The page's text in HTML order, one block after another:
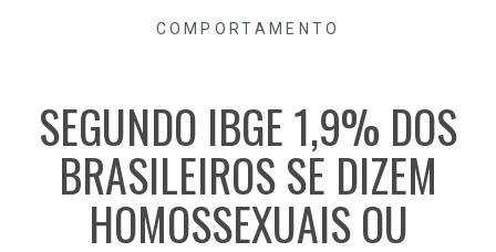
COMPORTAMENTO
SEGUNDO IBGE 1,9% DOS
BRASILEIROS SE DIZEM
HOMOSSEXUAIS OU